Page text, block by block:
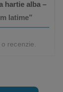
hartie alba –
latime”
recenzie.